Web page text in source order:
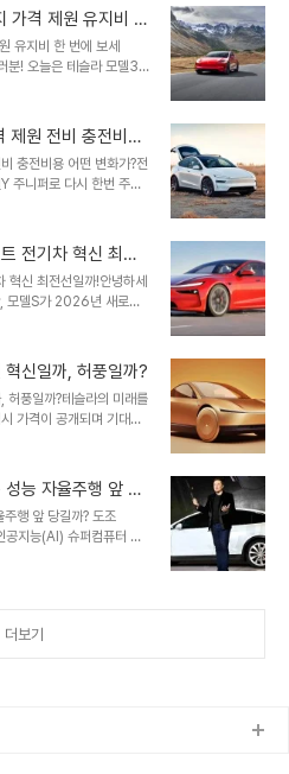
이 차가 봄 나들이의 최적
론, 실용성과 첨단기술까지
야기를 준비했습니다.📖
매력2. 모델X 봄과 어울리
교로 알아보는 성능4. 모
가격 제원 유지비 한
유지비 한 번에 보세
분! 오늘은 테슬라 모델3
쟁 모델들과의 비교를 통
목차1. 경쟁 모델 제원
원은?3. 유지비와 실용
5. 나에게 맞는 선택은?6.
교 표 모델명가격 (기본 트
터리 용량 (kWh)특징테
제원 전비 충전비용
충전비용 어떤 변화가?전
주니퍼로 다시 한번 주목
혁신을 담아 기대를 모으
하지 않으신가요? 테슬라
까요?📖 목차1. 디자인의
델Y 주니퍼 가격, 얼마일
2025 테슬라 모델Y 주니
라 모델Y 주니퍼 가격과
전기차 혁신 최전
신 최전선일까!안녕하세
모델S가 2026년 새로운
번 2026 테슬라 모델S
함께 알아볼까요? 이 글
라의 미래를 한눈에 파악
델S, 어떤 변화가 생길까
할까?3. 전기차 시스템,
디까지 왔을까?5. 새로운
신일까, 허풍일까?
허풍일까?테슬라의 미래를
가격이 공개되며 기대가
있을까요? 출시 목표부
것을 알아보세요! 📖 목
?2. 테슬라 로보택시 제원,
수 있나요?4. 특징과 경
직하게 알려드릴게요6. 이
, 누굴 겨냥했을까?8. 로
능 자율주행 앞 당
행 앞 당길까? 도조
지능(AI) 슈퍼컴퓨터 플
행사에서 처음 공개되었
고 학습하기 위해 도조를
더보기